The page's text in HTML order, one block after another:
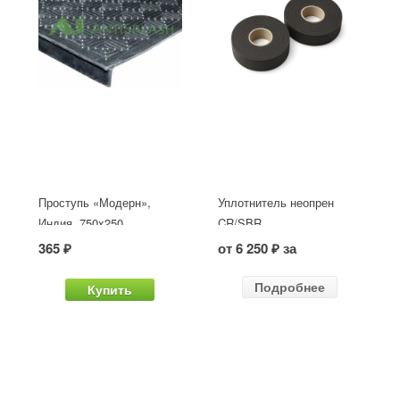
Проступь «Модерн»,
Индия, 750x250
365 ₽
Купить
Уплотнитель неопрен
CR/SBR
от 6 250 ₽ за
Подробнее